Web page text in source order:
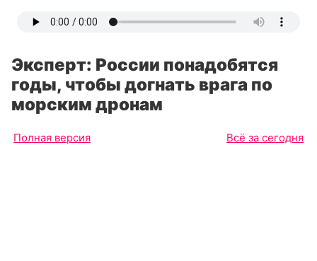
Эксперт: России понадобятся
годы, чтобы догнать врага по
морским дронам
Полная версия Всё за сегодня